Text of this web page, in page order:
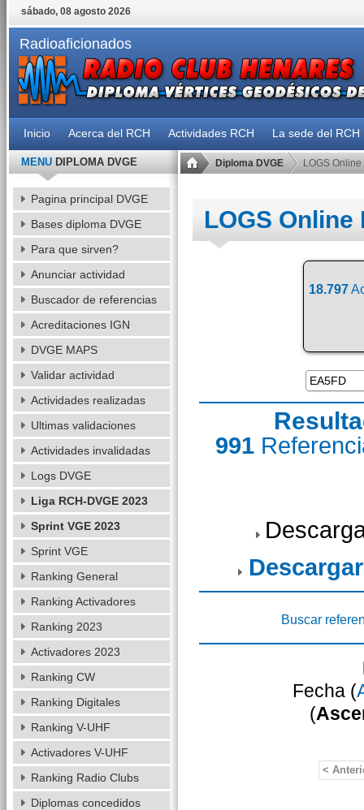
sábado, 08 agosto 2026
Radioaficionados
Inicio Acerca del RCH Actividades RCH La sede del RCH
Diploma DVGE LOGS Online
LOGS Online
18.797
991
Buscar
Fecha (
(
<
MENUDIPLOMA DVGE
Pagina principal DVGE
Bases diploma DVGE
Para que sirven?
Anunciar actividad
Buscador de referencias
Acreditaciones IGN
DVGE MAPS
Validar actividad
Actividades realizadas
Ultimas validaciones
Actividades invalidadas
Logs DVGE
Liga RCH-DVGE 2023
Sprint VGE 2023
Sprint VGE
Ranking General
Ranking Activadores
Ranking 2023
Activadores 2023
Ranking CW
Ranking Digitales
Ranking V-UHF
Activadores V-UHF
Ranking Radio Clubs
Diplomas concedidos